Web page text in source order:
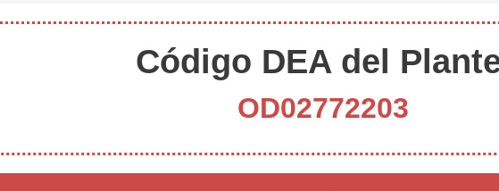
Código DEA del
OD02772203